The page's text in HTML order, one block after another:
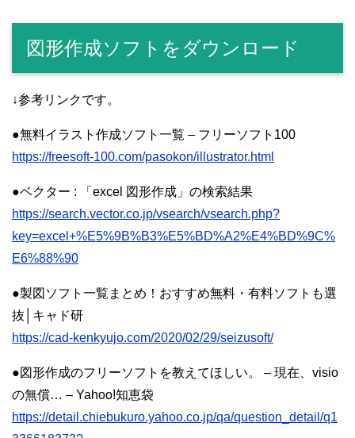
図形作成ソフトをダウンロード
↓参考リンクです。
●無料イラスト作成ソフト一覧 – フリーソフト100
https://freesoft-100.com/pasokon/illustrator.html
●ベクター : 「excel 図形作成」の検索結果
https://search.vector.co.jp/vsearch/vsearch.php?
key=excel+%E5%9B%B3%E5%BD%A2%E4%BD%9C%
E6%88%90
●製図ソフト一覧まとめ！おすすめ無料・有料ソフトも選
抜│キャド研
https://cad-kenkyujo.com/2020/02/29/seizusoft/
●図形作成のフリーソフトを教えてほしい。 – 現在、visio
の無償… – Yahoo!知恵袋
https://detail.chiebukuro.yahoo.co.jp/qa/question_detail/q1